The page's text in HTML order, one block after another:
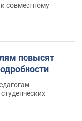
совместному
повысят